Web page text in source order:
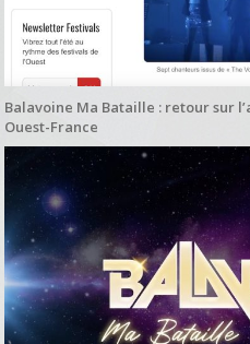
Balavoine Ma Bataille : retour sur
Ouest-France